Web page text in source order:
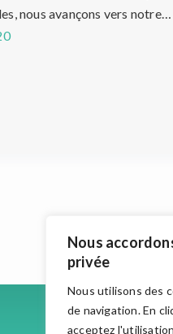
Nous
privée
Nous utilisons des
de navigation. En
acceptez
nous avançons vers notre…